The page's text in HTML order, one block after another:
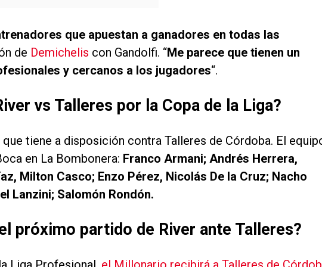
que apuestan a ganadores en todas las
de Demichelis con Gandolfi. “Me parece que tienen un
y cercanos a los jugadores“.
vs Talleres por la Copa de la Liga?
tiene a disposición contra Talleres de Córdoba. El
en La Bombonera: Franco Armani; Andrés Herrera,
Milton Casco; Enzo Pérez, Nicolás De la Cruz; Nacho
Lanzini; Salomón Rondón.
próximo partido de River ante Talleres?